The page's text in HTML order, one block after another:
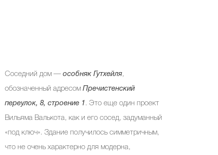
Соседний дом — особняк Гутхейля,
обозначенный адресом Пречистенский
переулок, 8, строение 1 . Это еще один проект
Вильяма Валькота, как и его сосед, задуманный
«под ключ». Здание получилось симметричным,
что не очень характерно для модерна,